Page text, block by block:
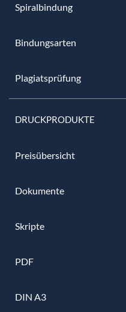
Spiralbindung
Bindungsarten
Plagiatsprüfung
DRUCKPRODUKTE
Preisübersicht
Dokumente
Skripte
PDF
DIN A3